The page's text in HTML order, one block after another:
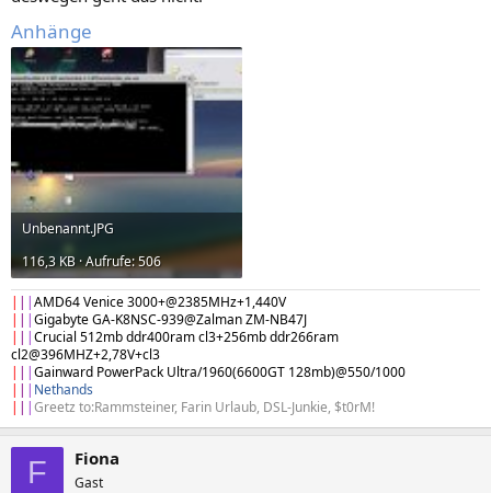
Anhänge
Unbenannt.JPG
116,3 KB · Aufrufe: 506
| | |AMD64 Venice 3000+@2385MHz+1,440V
| | |Gigabyte GA-K8NSC-939@Zalman ZM-NB47J
| | |Crucial 512mb ddr400ram cl3+256mb ddr266ram
cl2@396MHZ+2,78V+cl3
| | |Gainward PowerPack Ultra/1960(6600GT 128mb)@550/1000
| | | Nethands
| | |Greetz to:Rammsteiner, Farin Urlaub, DSL-Junkie, $t0rM!
F Fiona
Gast